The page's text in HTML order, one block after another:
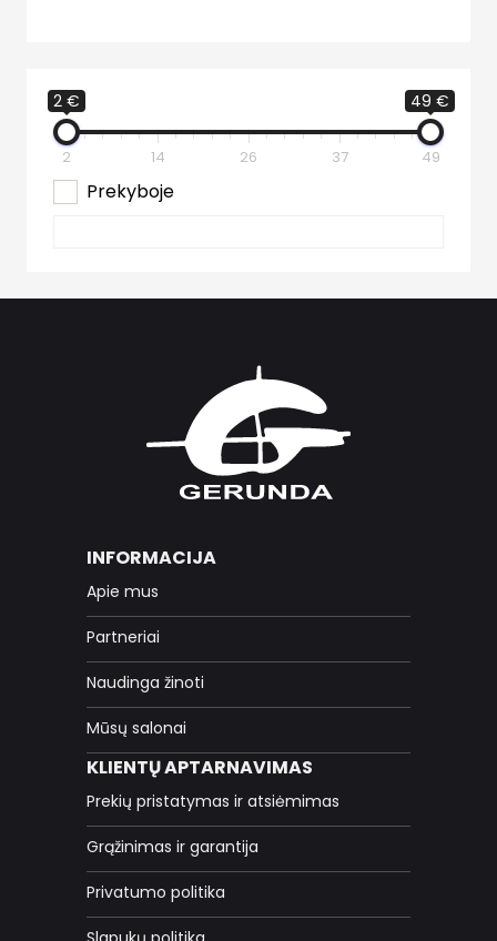
2 € 49 €
2 14 26 37 49
Prekyboje
INFORMACIJA
Apie mus
Partneriai
Naudinga žinoti
Mūsų salonai
KLIENTŲ APTARNAVIMAS
Prekių pristatymas ir atsiėmimas
Grąžinimas ir garantija
Privatumo politika